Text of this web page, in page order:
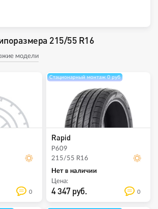
215/55 R16
модели
0
Стационарный монтаж 0 руб
Rapid
P609
215/55 R16
Нет в наличии
Цена:
4 347 руб. 0